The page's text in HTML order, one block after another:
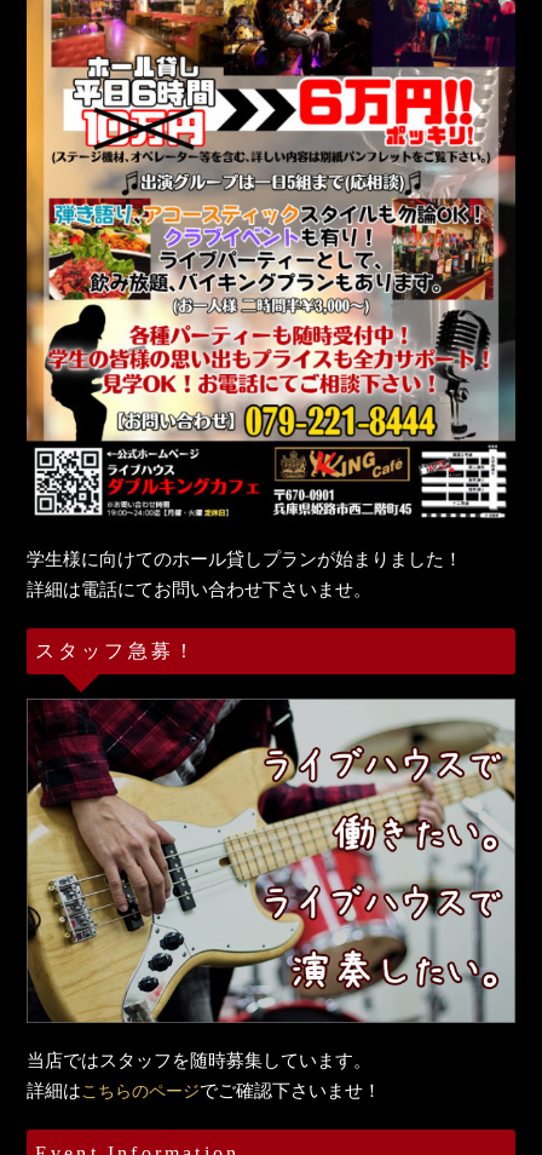
学生様に向けてのホール貸しプランが始まりました！
詳細は電話にてお問い合わせ下さいませ。
スタッフ急募！
当店ではスタッフを随時募集しています。
詳細はこちらのページでご確認下さいませ！